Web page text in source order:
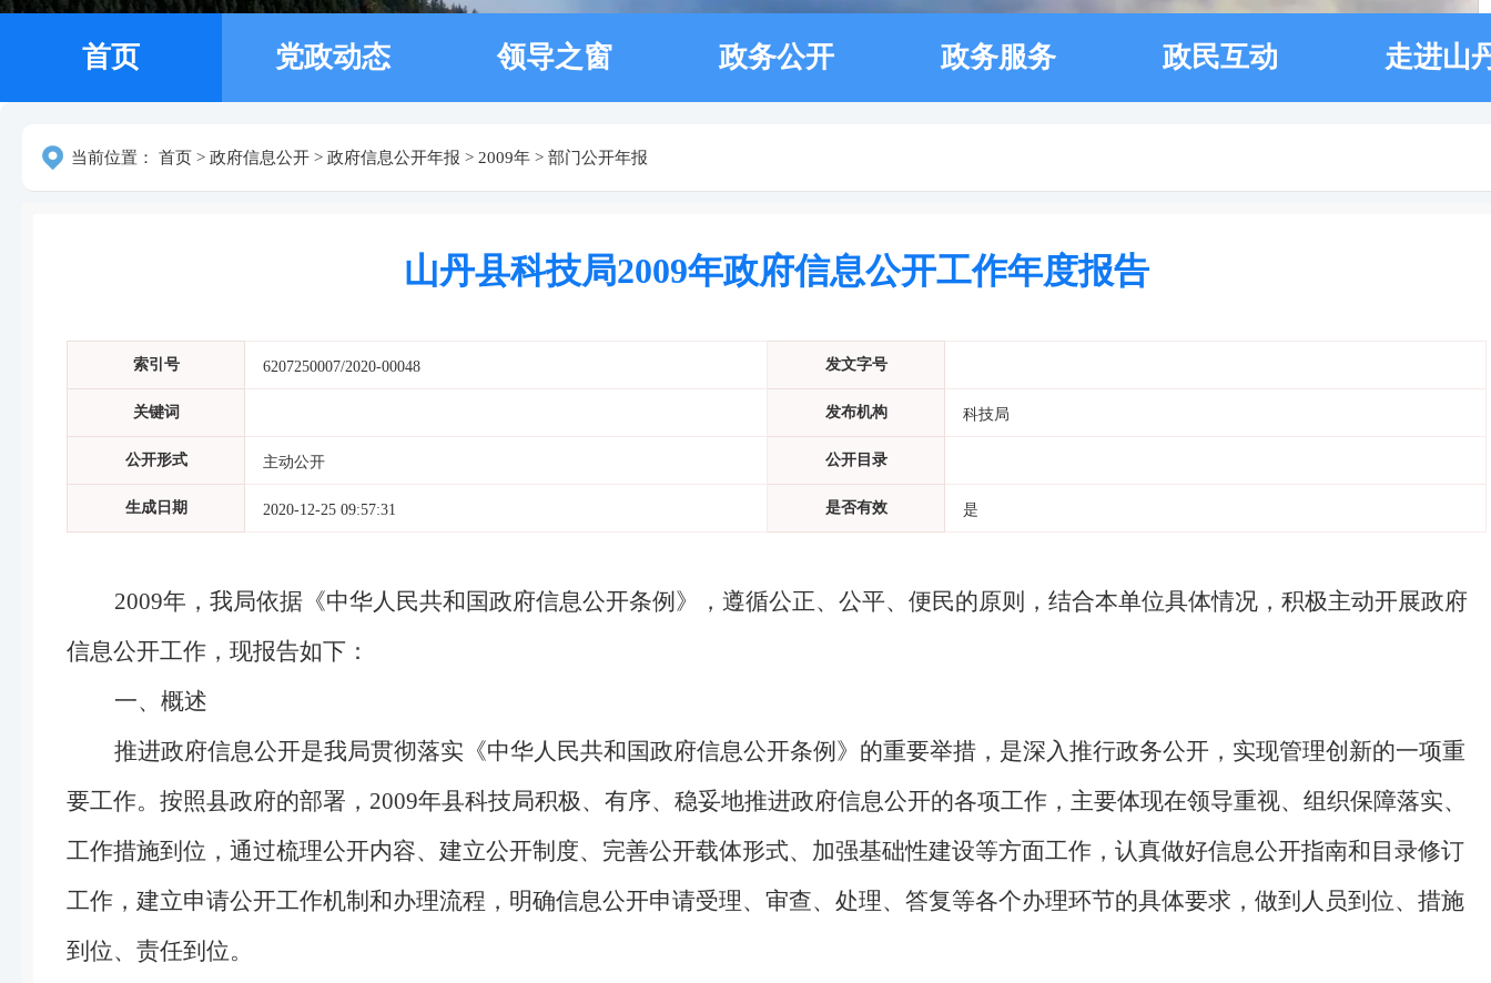
首页 党政动态 领导之窗 政务公开 政务服务 政民互动 走进山
当前位置： 首页 > 政府信息公开 > 政府信息公开年报 > 2009年 > 部门公开年报
山丹县科技局2009年政府信息公开工作年度报告
索引号 6207250007/2020-00048 发文字号
关键词 发布机构 科技局
公开形式 主动公开 公开目录
生成日期 2020-12-25 09:57:31 是否有效 是
2009年，我局依据《中华人民共和国政府信息公开条例》，遵循公正、公平、便民的原则，结合本单位具体情况，积极主动开展政府
信息公开工作，现报告如下：
一、概述
推进政府信息公开是我局贯彻落实《中华人民共和国政府信息公开条例》的重要举措，是深入推行政务公开，实现管理创新的一项重
要工作。按照县政府的部署，2009年县科技局积极、有序、稳妥地推进政府信息公开的各项工作，主要体现在领导重视、组织保障落实、
工作措施到位，通过梳理公开内容、建立公开制度、完善公开载体形式、加强基础性建设等方面工作，认真做好信息公开指南和目录修订
工作，建立申请公开工作机制和办理流程，明确信息公开申请受理、审查、处理、答复等各个办理环节的具体要求，做到人员到位、措施
到位、责任到位。